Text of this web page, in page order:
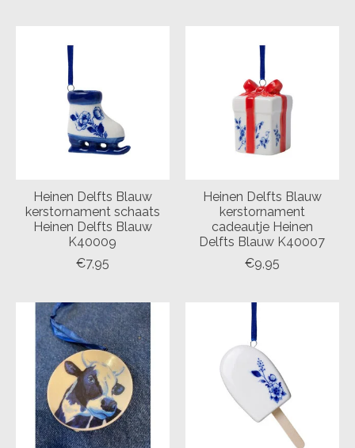
Heinen Delfts Blauw
kerstornament schaats
Heinen Delfts Blauw
K40009
€7,95
Heinen Delfts Blauw
kerstornament
cadeautje Heinen
Delfts Blauw K40007
€9,95